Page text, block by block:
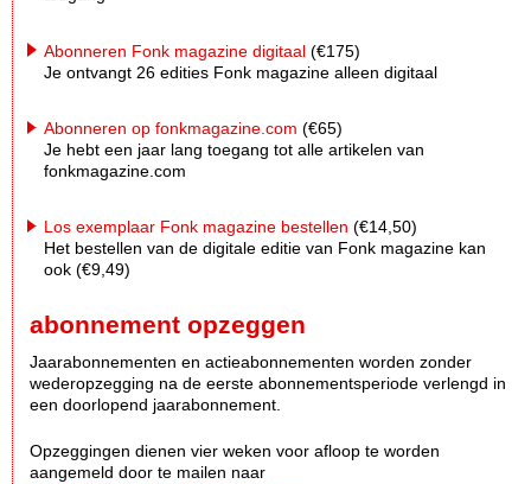
Abonneren Fonk magazine digitaal (€175)
Je ontvangt 26 edities Fonk magazine alleen digitaal
Abonneren op fonkmagazine.com (€65)
Je hebt een jaar lang toegang tot alle artikelen van
fonkmagazine.com
Los exemplaar Fonk magazine bestellen (€14,50)
Het bestellen van de digitale editie van Fonk magazine kan
ook (€9,49)
abonnement opzeggen
Jaarabonnementen en actieabonnementen worden zonder
wederopzegging na de eerste abonnementsperiode verlengd in
een doorlopend jaarabonnement.
Opzeggingen dienen vier weken voor afloop te worden
aangemeld door te mailen naar